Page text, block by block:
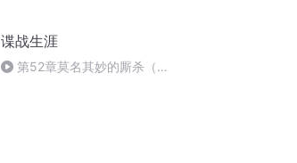
谍战生涯
第52章莫名其妙的厮杀（欢